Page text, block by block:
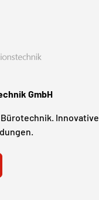
GmbH
Bürotechnik. Innovative